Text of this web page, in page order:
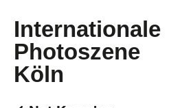
Internationale
Photoszene
Köln